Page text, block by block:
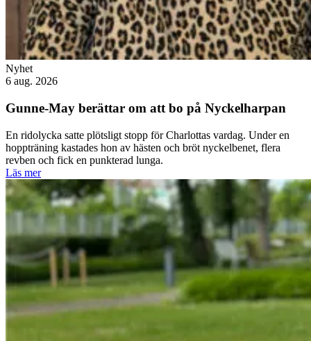
Nyhet
6 aug. 2026
Gunne-May berättar om att bo på Nyckelharpan
En ridolycka satte plötsligt stopp för Charlottas vardag. Under en
hoppträning kastades hon av hästen och bröt nyckelbenet, flera
revben och fick en punkterad lunga.
Läs mer